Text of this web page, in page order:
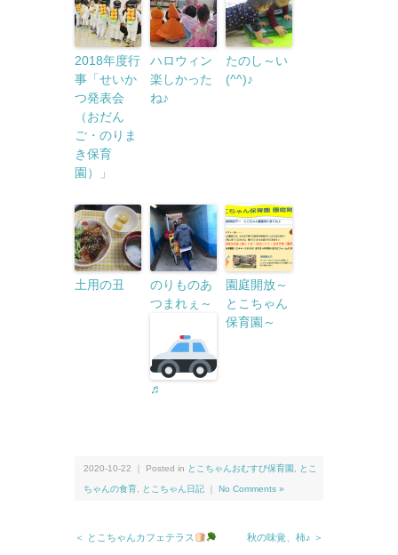
2018年度行
事「せいか
つ発表会
（おだん
ご・のりま
き保育
園）」
ハロウィン
楽しかった
ね♪
たのし～い
(^^)♪
土用の丑
のりものあ
つまれぇ～
♬
園庭開放～
とこちゃん
保育園～
2020-10-22 ｜ Posted in とこちゃんおむすび保育園 とこ
ちゃんの食育 とこちゃん日記 No Comments »
＜ とこちゃんカフェテラス 秋の味覚、柿♪ ＞